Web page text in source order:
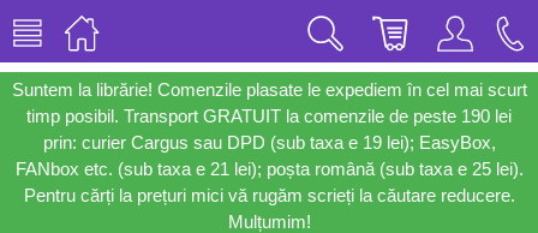
Suntem la librărie! Comenzile plasate le expediem în cel mai scurt
timp posibil. Transport GRATUIT la comenzile de peste 190 lei
prin: curier Cargus sau DPD (sub taxa e 19 lei); EasyBox,
FANbox etc. (sub taxa e 21 lei); poșta română (sub taxa e 25 lei).
Pentru cărți la prețuri mici vă rugăm scrieți la căutare reducere.
Mulțumim!